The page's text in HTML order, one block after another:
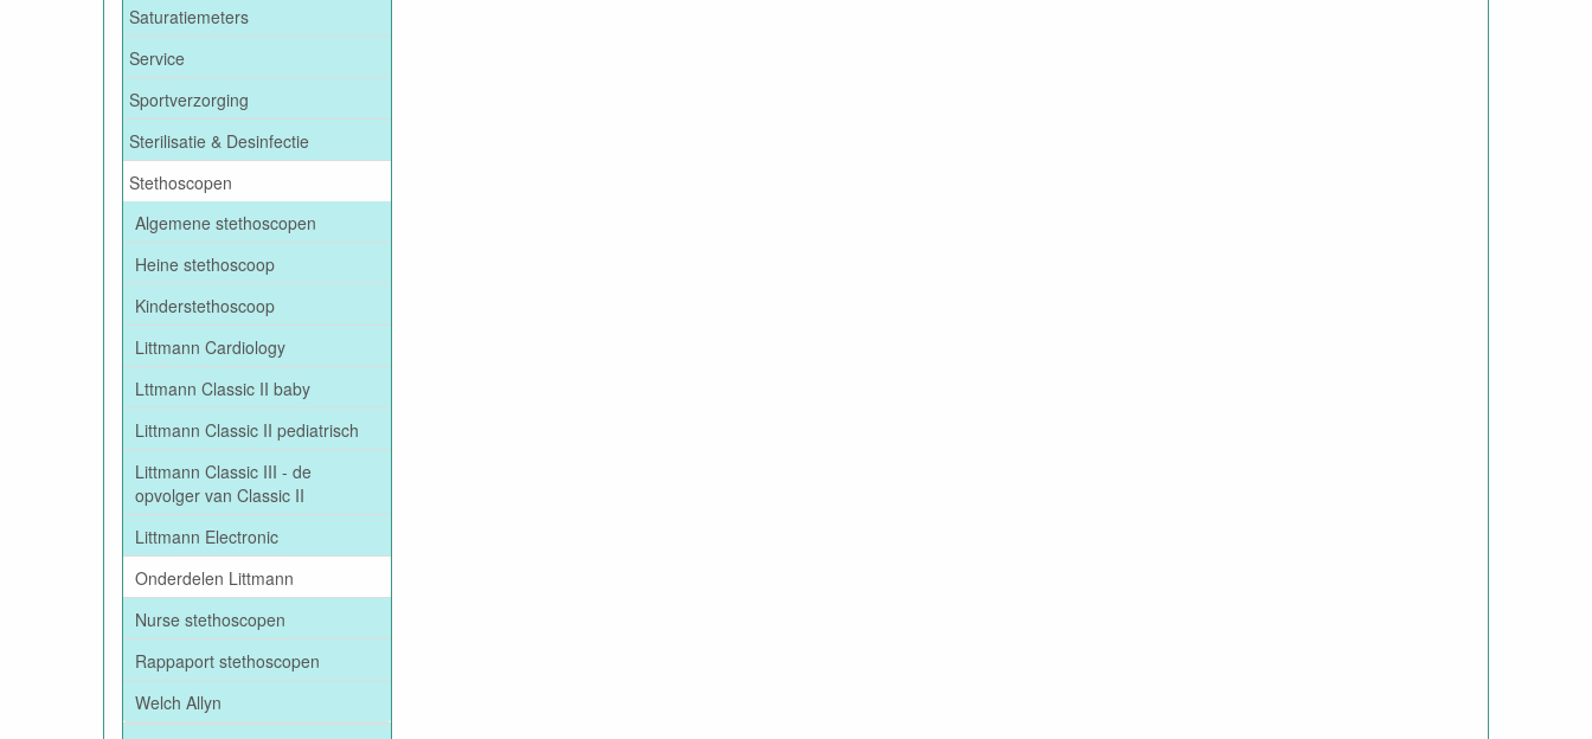
Saturatiemeters
Service
Sportverzorging
Sterilisatie & Desinfectie
Stethoscopen
Algemene stethoscopen
Heine stethoscoop
Kinderstethoscoop
Littmann Cardiology
Lttmann Classic II baby
Littmann Classic II pediatrisch
Littmann Classic III - de
opvolger van Classic II
Littmann Electronic
Onderdelen Littmann
Nurse stethoscopen
Rappaport stethoscopen
Welch Allyn